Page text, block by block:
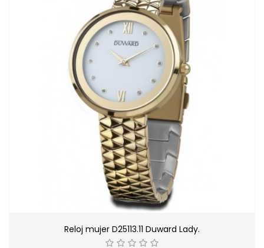
Reloj mujer D25113.11 Duward Lady.